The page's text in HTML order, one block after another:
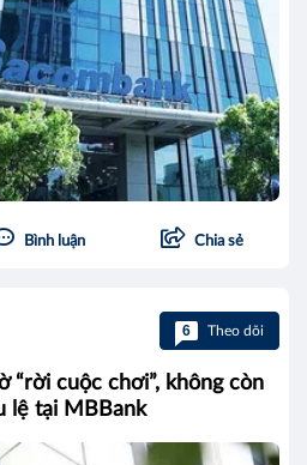
Bình luận Chia sẻ
6 Theo dõi
“rời cuộc chơi”, không còn
lệ tại MBBank